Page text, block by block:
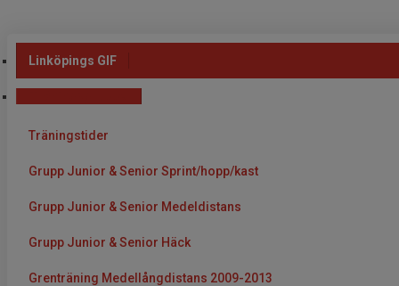
Linköpings GIF
Träningstider
Grupp Junior & Senior Sprint/hopp/kast
Grupp Junior & Senior Medeldistans
Grupp Junior & Senior Häck
Grenträning Medellångdistans 2009-2013